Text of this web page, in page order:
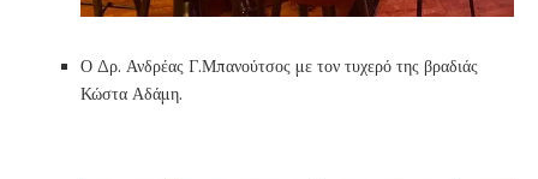
Ο Δρ. Ανδρέας Γ.Μπανούτσος με τον τυχερό της βραδιάς
Κώστα Αδάμη.